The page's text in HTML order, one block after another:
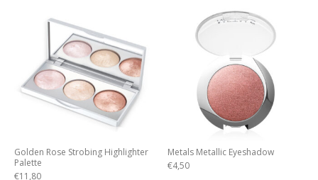
Golden Rose Strobing Highlighter
Palette
€11,80
Metals Metallic Eyeshadow
€4,50